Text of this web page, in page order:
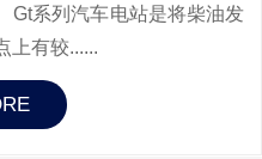
系列汽车电站是将柴油发
上有较......